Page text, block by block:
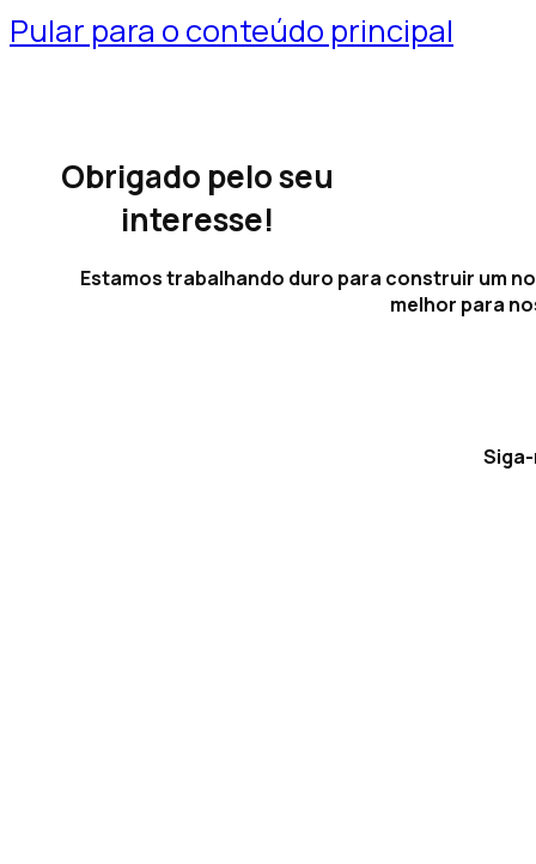
Pular para o conteúdo principal
Obrigado pelo seu
interesse!
Estamos trabalhando duro para construir um
melhor para